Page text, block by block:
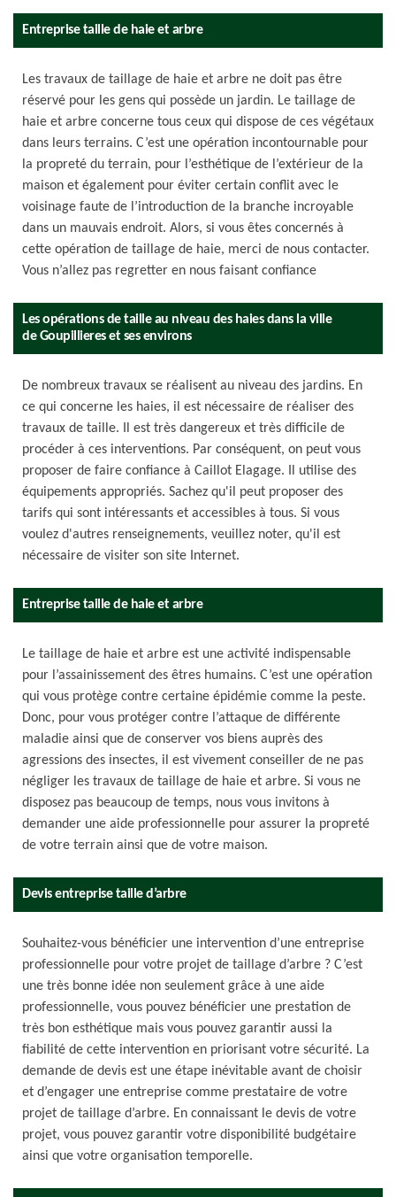
Entreprise taille de haie et arbre
Les travaux de taillage de haie et arbre ne doit pas être
réservé pour les gens qui possède un jardin. Le taillage de
haie et arbre concerne tous ceux qui dispose de ces végétaux
dans leurs terrains. C’est une opération incontournable pour
la propreté du terrain, pour l’esthétique de l’extérieur de la
maison et également pour éviter certain conflit avec le
voisinage faute de l’introduction de la branche incroyable
dans un mauvais endroit. Alors, si vous êtes concernés à
cette opération de taillage de haie, merci de nous contacter.
Vous n’allez pas regretter en nous faisant confiance
Les opérations de taille au niveau des haies dans la ville
de Goupillieres et ses environs
De nombreux travaux se réalisent au niveau des jardins. En
ce qui concerne les haies, il est nécessaire de réaliser des
travaux de taille. Il est très dangereux et très difficile de
procéder à ces interventions. Par conséquent, on peut vous
proposer de faire confiance à Caillot Elagage. Il utilise des
équipements appropriés. Sachez qu'il peut proposer des
tarifs qui sont intéressants et accessibles à tous. Si vous
voulez d'autres renseignements, veuillez noter, qu'il est
nécessaire de visiter son site Internet.
Entreprise taille de haie et arbre
Le taillage de haie et arbre est une activité indispensable
pour l’assainissement des êtres humains. C’est une opération
qui vous protège contre certaine épidémie comme la peste.
Donc, pour vous protéger contre l’attaque de différente
maladie ainsi que de conserver vos biens auprès des
agressions des insectes, il est vivement conseiller de ne pas
négliger les travaux de taillage de haie et arbre. Si vous ne
disposez pas beaucoup de temps, nous vous invitons à
demander une aide professionnelle pour assurer la propreté
de votre terrain ainsi que de votre maison.
Devis entreprise taille d’arbre
Souhaitez-vous bénéficier une intervention d’une entreprise
professionnelle pour votre projet de taillage d’arbre ? C’est
une très bonne idée non seulement grâce à une aide
professionnelle, vous pouvez bénéficier une prestation de
très bon esthétique mais vous pouvez garantir aussi la
fiabilité de cette intervention en priorisant votre sécurité. La
demande de devis est une étape inévitable avant de choisir
et d’engager une entreprise comme prestataire de votre
projet de taillage d’arbre. En connaissant le devis de votre
projet, vous pouvez garantir votre disponibilité budgétaire
ainsi que votre organisation temporelle.